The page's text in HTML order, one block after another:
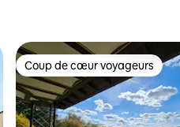
Coup de cœur voyageurs
Coup de cœur voyageurs